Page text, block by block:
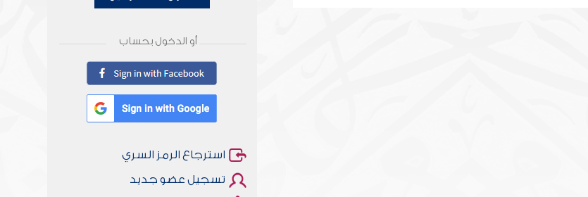
أو الدخول بحساب
استرجاع الرمز السري
تسجيل عضو جديد